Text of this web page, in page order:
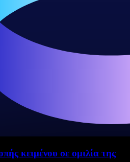
κειμένου σε ομιλία της